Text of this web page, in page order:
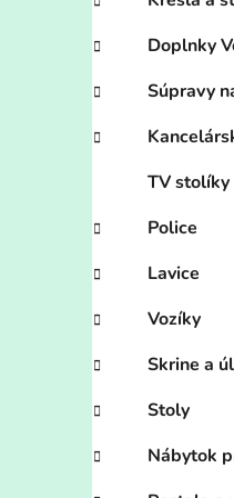
l
Doplnky
Súpravy
TV stolíky
Police
Lavice
Vozíky
Skrine a
Stoly
Nábytok